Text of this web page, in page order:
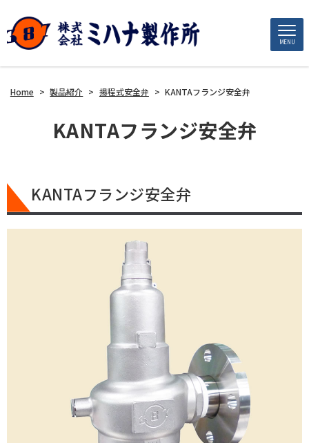
MENU
Home > 製品紹介 > 揚程式安全弁 > KANTAフランジ安全弁
KANTAフランジ安全弁
KANTAフランジ安全弁